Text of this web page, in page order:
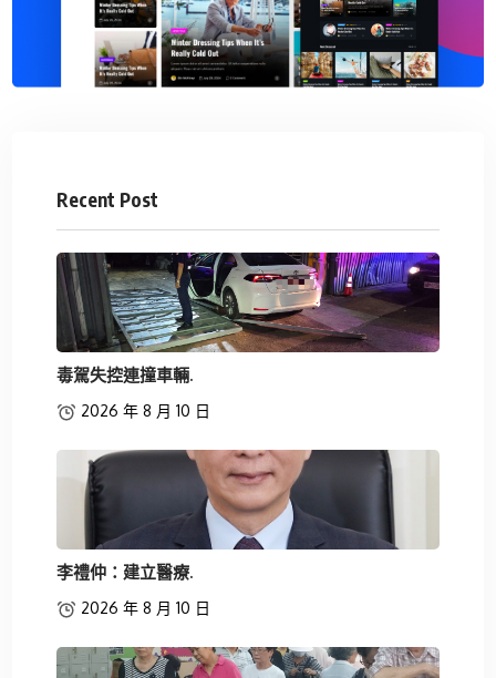
Recent Post
毒駕失控連撞車輛.
2026 年 8 月 10 日
李禮仲：建立醫療.
2026 年 8 月 10 日